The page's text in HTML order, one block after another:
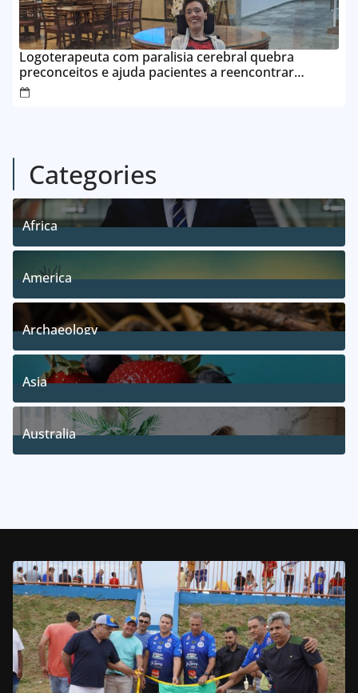
Logoterapeuta com paralisia cerebral quebra
preconceitos e ajuda pacientes a reencontrar
propósito em Goianésia
Categories
Africa
5Posts
America
5Posts
Archaeology
1Posts
Asia
5Posts
Australia